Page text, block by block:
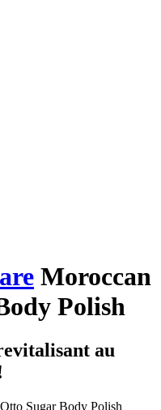
Moroccan
Polish
au
Sugar Body Polish